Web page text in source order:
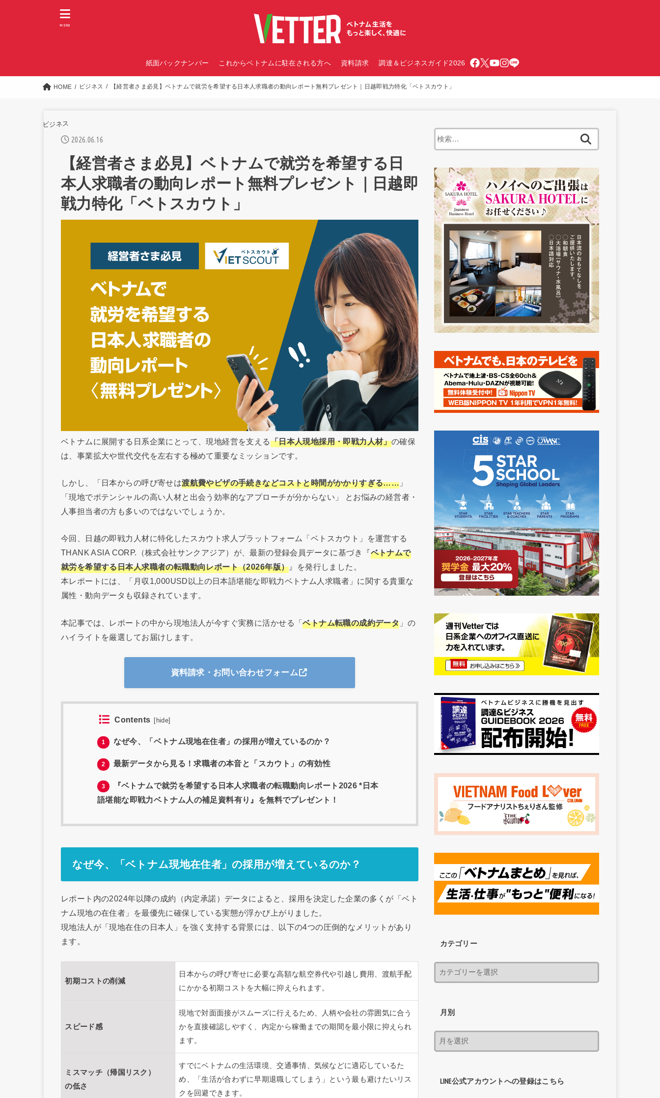
紙面バックナンバー これからベトナムに駐在される方へ 資料請求 調達＆ビジネスガイド2026
MENU
HOME ビジネス 【経営者さま必見】ベトナムで就労を希望する日本人求職者の動向レポート無料プレゼント｜日越即戦力特化「ベトスカウト」
ビジネス
2026.06.16
【経営者さま必見】ベトナムで就労を希望する日
本人求職者の動向レポート無料プレゼント｜日越即
戦力特化「ベトスカウト」
ベトナムに展開する日系企業にとって、現地経営を支える「日本人現地採用・即戦力人材」の確保
は、事業拡大や世代交代を左右する極めて重要なミッションです。
しかし、「日本からの呼び寄せは渡航費やビザの手続きなどコストと時間がかかりすぎる…… 」
「現地でポテンシャルの高い人材と出会う効率的なアプローチが分からない」 とお悩みの経営者・
人事担当者の方も多いのではないでしょうか。
今回、日越の即戦力人材に特化したスカウト求人プラットフォーム「ベトスカウト」を運営する
THANK ASIA CORP.（株式会社サンクアジア）が、最新の登録会員データに基づき『ベトナムで
就労を希望する日本人求職者の転職動向レポート（2026年版） 』を発行しました。
本レポートには、「月収1,000USD以上の日本語堪能な即戦力ベトナム人求職者」に関する貴重な
属性・動向データも収録されています。
本記事では、レポートの中から現地法人が今すぐ実務に活かせる「ベトナム転職の成約データ 」の
ハイライトを厳選してお届けします。
資料請求・お問い合わせフォーム
Contents [ hide]
1 なぜ今、「ベトナム現地在住者」の採用が増えているのか？
2 最新データから見る！求職者の本音と「スカウト」の有効性
3
『ベトナムで就労を希望する日本人求職者の転職動向レポート2026 *日本
語堪能な即戦力ベトナム人の補足資料有り』を無料でプレゼント！
なぜ今、「ベトナム現地在住者」の採用が増えているのか？
レポート内の2024年以降の成約（内定承諾）データによると、採用を決定した企業の多くが「ベト
ナム現地の在住者」を最優先に確保している実態が浮かび上がりました。
現地法人が「現地在住の日本人」を強く支持する背景には、以下の4つの圧倒的なメリットがあり
ます。
初期コストの削減
日本からの呼び寄せに必要な高額な航空券代や引越し費用、渡航手配
にかかる初期コストを大幅に抑えられます。
スピード感
現地で対面面接がスムーズに行えるため、人柄や会社の雰囲気に合う
かを直接確認しやすく、内定から稼働までの期間を最小限に抑えられ
ます。
ミスマッチ（帰国リスク）
の低さ
すでにベトナムの生活環境、交通事情、気候などに適応しているた
め、「生活が合わずに早期退職してしまう」という最も避けたいリス
クを回避できます。
カテゴリー
月別
LINE公式アカウントへの登録はこちら